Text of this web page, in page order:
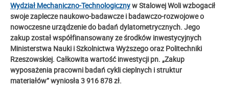
Wydział Mechaniczno-Technologicznyw Stalowej Woli wzbogacił
swoje zaplecze naukowo-badawcze i badawczo-rozwojowe o
nowoczesne urządzenie do badań dylatometrycznych. Jego
zakup został współfinansowany ze środków inwestycyjnych
Ministerstwa Nauki i Szkolnictwa Wyższego oraz Politechniki
Rzeszowskiej. Całkowita wartość inwestycji pn. „Zakup
wyposażenia pracowni badań cykli cieplnych i struktur
materiałów”wyniosła3 916 878zł.